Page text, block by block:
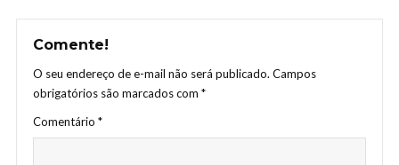
Comente!
O seu endereço de e-mail não será publicado. Campos
obrigatórios são marcados com *
Comentário *